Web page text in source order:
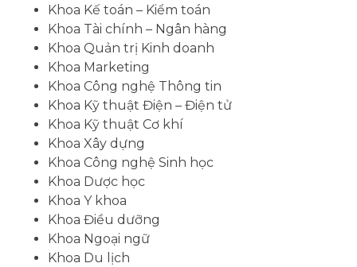
Khoa Kế toán – Kiểm toán
Khoa Tài chính – Ngân hàng
Khoa Quản trị Kinh doanh
Khoa Marketing
Khoa Công nghệ Thông tin
Khoa Kỹ thuật Điện – Điện tử
Khoa Kỹ thuật Cơ khí
Khoa Xây dựng
Khoa Công nghệ Sinh học
Khoa Dược học
Khoa Y khoa
Khoa Điều dưỡng
Khoa Ngoại ngữ
Khoa Du lịch